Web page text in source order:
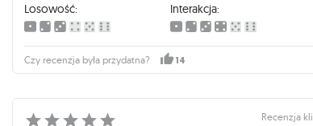
Losowość: Interakcja:
Czy recenzja była przydatna? 14
Recenzja